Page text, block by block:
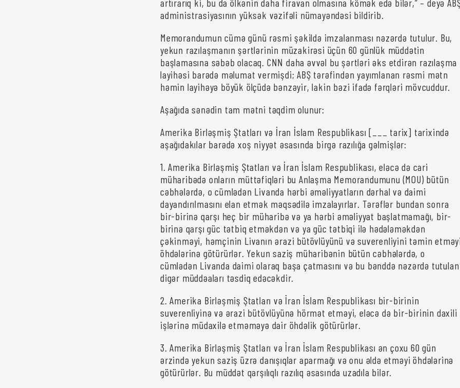
artırarıq ki, bu da ölkənin daha firavan olmasına kömək edə bilər,” – deyə
administrasiyasının yüksək vəzifəli nümayəndəsi bildirib.
Memorandumun cümə günü rəsmi şəkildə imzalanması nəzərdə tutulur. Bu,
yekun razılaşmanın şərtlərinin müzakirəsi üçün 60 günlük müddətin
başlamasına səbəb olacaq. CNN daha əvvəl bu şərtləri əks etdirən razılaşma
layihəsi barədə məlumat vermişdi; ABŞ tərəfindən yayımlanan rəsmi mətn
həmin layihəyə böyük ölçüdə bənzəyir, lakin bəzi ifadə fərqləri mövcuddur.
Aşağıda sənədin tam mətni təqdim olunur:
Amerika Birləşmiş Ştatları və İran İslam Respublikası [___ tarix] tarixində
aşağıdakılar barədə xoş niyyət əsasında birgə razılığa gəlmişlər:
1. Amerika Birləşmiş Ştatları və İran İslam Respublikası, eləcə də cari
müharibədə onların müttəfiqləri bu Anlaşma Memorandumunu (MOU) bütün
cəbhələrdə, o cümlədən Livanda hərbi əməliyyatların dərhal və daimi
dayandırılmasını elan etmək məqsədilə imzalayırlar. Tərəflər bundan sonra
bir-birinə qarşı heç bir müharibə və ya hərbi əməliyyat başlatmamağı, bir-
birinə qarşı güc tətbiq etməkdən və ya güc tətbiqi ilə hədələməkdən
çəkinməyi, həmçinin Livanın ərazi bütövlüyünü və suverenliyini təmin
öhdələrinə götürürlər. Yekun saziş müharibənin bütün cəbhələrdə, o
cümlədən Livanda daimi olaraq başa çatmasını və bu bənddə nəzərdə tutulan
digər müddəaları təsdiq edəcəkdir.
2. Amerika Birləşmiş Ştatları və İran İslam Respublikası bir-birinin
suverenliyinə və ərazi bütövlüyünə hörmət etməyi, eləcə də bir-birinin daxili
işlərinə müdaxilə etməməyə dair öhdəlik götürürlər.
3. Amerika Birləşmiş Ştatları və İran İslam Respublikası ən çoxu 60 gün
ərzində yekun saziş üzrə danışıqlar aparmağı və onu əldə etməyi öhdələrinə
götürürlər. Bu müddət qarşılıqlı razılıq əsasında uzadıla bilər.